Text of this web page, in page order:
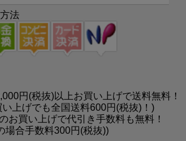
法
円(税抜)以上お買い上げで送料無料！
上げでも全国送料600円(税抜)！)
お買い上げで代引き手数料も無料！
場合手数料300円(税抜))